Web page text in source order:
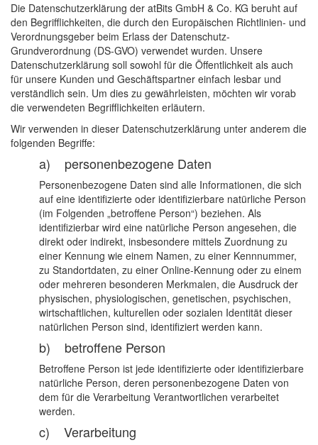
Die Datenschutzerklärung der atBits GmbH & Co. KG beruht auf
den Begrifflichkeiten, die durch den Europäischen Richtlinien- und
Verordnungsgeber beim Erlass der Datenschutz-
Grundverordnung (DS-GVO) verwendet wurden. Unsere
Datenschutzerklärung soll sowohl für die Öffentlichkeit als auch
für unsere Kunden und Geschäftspartner einfach lesbar und
verständlich sein. Um dies zu gewährleisten, möchten wir vorab
die verwendeten Begrifflichkeiten erläutern.
Wir verwenden in dieser Datenschutzerklärung unter anderem die
folgenden Begriffe:
a) personenbezogene Daten
Personenbezogene Daten sind alle Informationen, die sich
auf eine identifizierte oder identifizierbare natürliche Person
(im Folgenden „betroffene Person“) beziehen. Als
identifizierbar wird eine natürliche Person angesehen, die
direkt oder indirekt, insbesondere mittels Zuordnung zu
einer Kennung wie einem Namen, zu einer Kennnummer,
zu Standortdaten, zu einer Online-Kennung oder zu einem
oder mehreren besonderen Merkmalen, die Ausdruck der
physischen, physiologischen, genetischen, psychischen,
wirtschaftlichen, kulturellen oder sozialen Identität dieser
natürlichen Person sind, identifiziert werden kann.
b) betroffene Person
Betroffene Person ist jede identifizierte oder identifizierbare
natürliche Person, deren personenbezogene Daten von
dem für die Verarbeitung Verantwortlichen verarbeitet
werden.
c) Verarbeitung